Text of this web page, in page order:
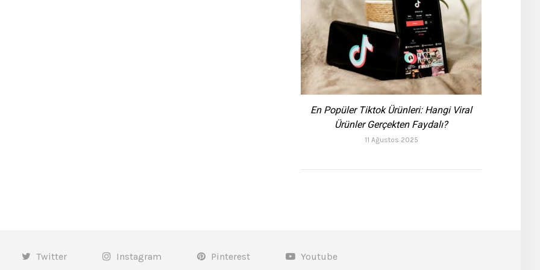
En Popüler Tiktok Ürünleri: Hangi Viral
Ürünler Gerçekten Faydalı?
11 Ağustos 2025
Twitter Instagram Pinterest Youtube